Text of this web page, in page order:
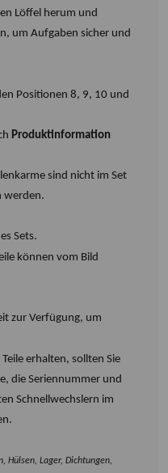
Löffel herum und
um Aufgaben sicher und
Positionen 8, 9, 10 und
Produktinformation
sind nicht im Set
werden.
Sets.
können vom Bild
zur Verfügung, um
erhalten, sollten Sie
die Seriennummer und
Schnellwechslern im
Hülsen, Lager, Dichtungen,